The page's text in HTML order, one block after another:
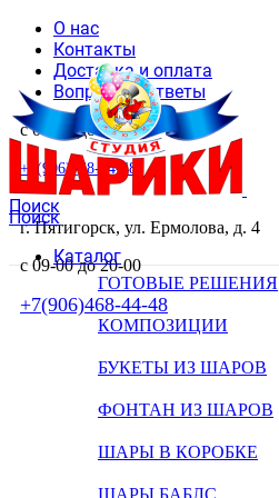
О нас
Контакты
Доставка и оплата
Вопросы и ответы
с 09-00 до 20-00
+7(906)468-44-48
Поиск
г. Пятигорск, ул. Ермолова, д. 4
с 09-00 до 20-00
+7(906)468-44-48
Поиск
Каталог
ГОТОВЫЕ РЕШЕНИЯ
КОМПОЗИЦИИ
БУКЕТЫ ИЗ ШАРОВ
ФОНТАН ИЗ ШАРОВ
ШАРЫ В КОРОБКЕ
ШАРЫ БАБЛС